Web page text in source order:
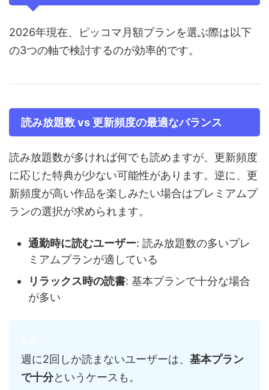
2026年現在、ピッコマ月額プランを選ぶ際は以下
の3つの軸で検討するのが効率的です。
読み放題数 vs 更新頻度の最適なバランス
読み放題数が多ければ何でも読めますが、更新頻度
に応じた特典が少ない可能性があります。逆に、更
新頻度が高い作品を楽しみたい場合はプレミアムプ
ランの選択が求められます。
通勤時に読むユーザー: 読み放題数の多いプレ
ミアムプランが適している
リラックス時の読書: 基本プランで十分な場合
が多い
週に2回しか読まないユーザーは、 基本プラン
で十分というケースも。